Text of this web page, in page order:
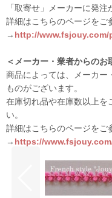
「取寄せ」メーカーに発
詳細はこちらのページをご
→ http://www.fsjouy.com/
＜メーカー・業者からのお
商品によっては、メーカー
ものがございます。
在庫切れ品や在庫数以上を
い。
詳細はこちらのページをご
→ https://